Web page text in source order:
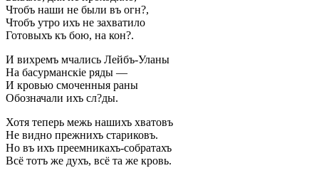
Чтобъ наши не были въ огн?,
Чтобъ утро ихъ не захватило
Готовыхъ къ бою, на кон?.
И вихремъ мчались Лейбъ-Уланы
На басурманскіе ряды —
И кровью смоченныя раны
Обозначали ихъ сл?ды.
Хотя теперь межь нашихъ хватовъ
Не видно прежнихъ стариковъ.
Но въ ихъ преемникахъ-собратахъ
Всё тотъ же духъ, всё та же кровь.